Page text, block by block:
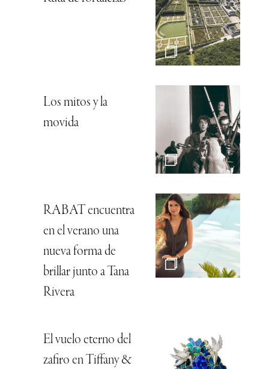
Los mitos y la
movida
RABAT encuentra
en el verano una
nueva forma de
brillar junto a Tana
Rivera
El vuelo eterno del
zafiro en Tiffany &